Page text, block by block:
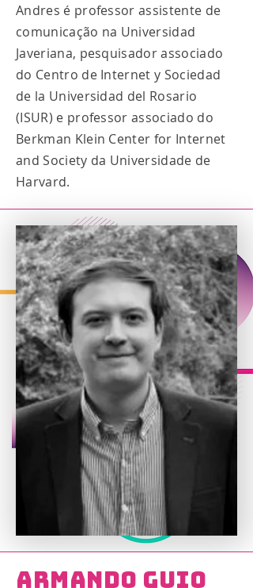
Andres é professor assistente de
comunicação na Universidad
Javeriana, pesquisador associado
do Centro de Internet y Sociedad
de la Universidad del Rosario
(ISUR) e professor associado do
Berkman Klein Center for Internet
and Society da Universidade de
Harvard.
Armando Guio